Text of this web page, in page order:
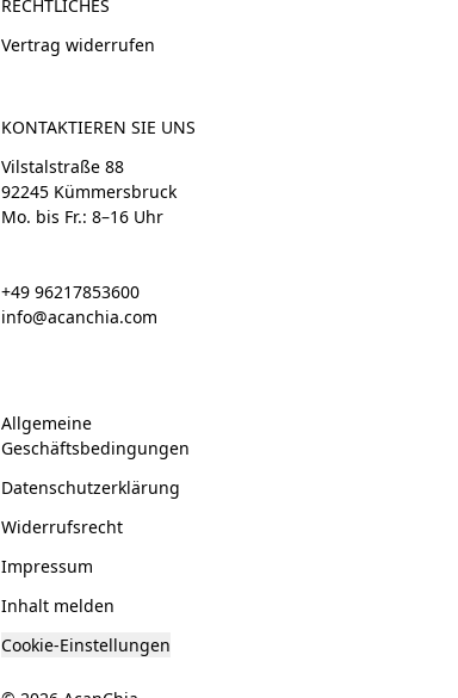
RECHTLICHES
Vertrag widerrufen
KONTAKTIEREN SIE UNS
Vilstalstraße 88
92245 Kümmersbruck
Mo. bis Fr.: 8–16 Uhr
+49 96217853600
info@acanchia.com
Allgemeine
Geschäftsbedingungen
Datenschutzerklärung
Widerrufsrecht
Impressum
Inhalt melden
Cookie-Einstellungen